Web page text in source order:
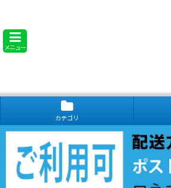
メニュー
カテゴリ